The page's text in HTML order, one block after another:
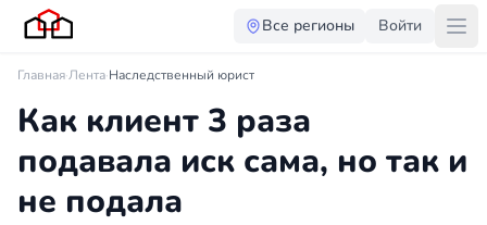
Все регионы Войти
Главная·Лента·Наследственный юрист
Как клиент 3 раза
подавала иск сама, но так и
не подала